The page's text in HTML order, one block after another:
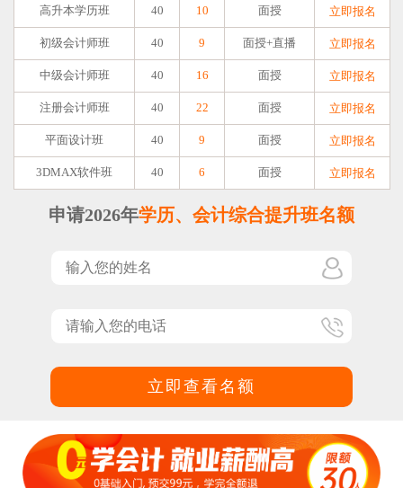
高升本学历班 40 10 面授 立即报名
初级会计师班 40 9 面授+直播 立即报名
中级会计师班 40 16 面授 立即报名
注册会计师班 40 22 面授 立即报名
平面设计班 40 9 面授 立即报名
3DMAX软件班 40 6 面授 立即报名
申请2026年学历、会计综合提升班名额
立即查看名额